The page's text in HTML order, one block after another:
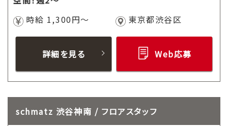
時給 1,300円～
東京都渋谷区
詳細を見る Web応募
schmatz 渋谷神南 / フロアスタッフ